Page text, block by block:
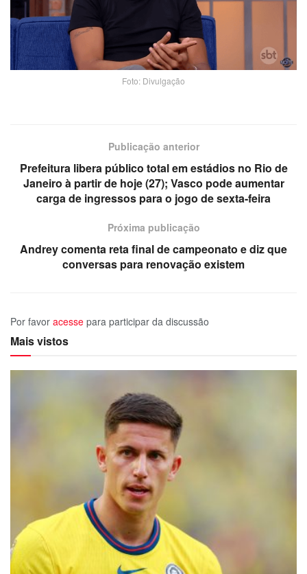
Foto: Divulgação
Publicação anterior
Prefeitura libera público total em estádios no Rio de
Janeiro à partir de hoje (27); Vasco pode aumentar
carga de ingressos para o jogo de sexta-feira
Próxima publicação
Andrey comenta reta final de campeonato e diz que
conversas para renovação existem
Por favor acesse para participar da discussão
Mais vistos